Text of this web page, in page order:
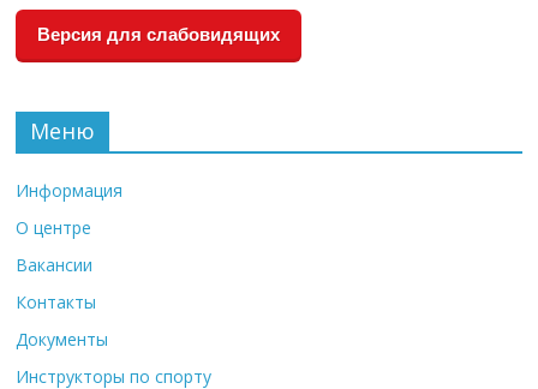
Версия для слабовидящих
Меню
Информация
О центре
Вакансии
Контакты
Документы
Инструкторы по спорту